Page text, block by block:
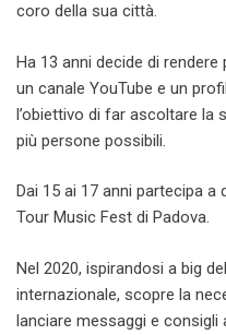
coro della sua città.
Ha 13 anni decide di
un canale YouTube e un
l’obiettivo di far ascoltare la
più persone possibili.
Dai 15 ai 17 anni partecipa
Tour Music Fest di Padova.
Nel 2020, ispirandosi a big
internazionale, scopre la
lanciare messaggi e